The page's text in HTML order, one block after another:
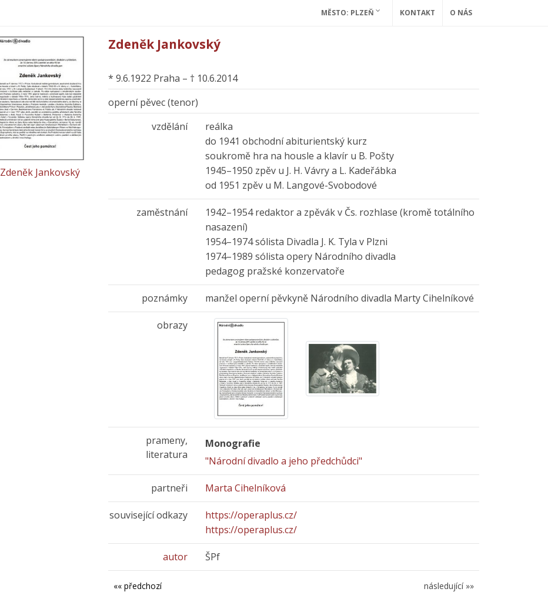
MĚSTO: PLZEŇ KONTAKT O NÁS
Zdeněk Jankovský
Zdeněk Jankovský
* 9.6.1922 Praha – † 10.6.2014
operní pěvec (tenor)
vzdělání
reálka
do 1941 obchodní abiturientský kurz
soukromě hra na housle a klavír u B. Pošty
1945–1950 zpěv u J. H. Vávry a L. Kadeřábka
od 1951 zpěv u M. Langové-Svobodové
zaměstnání
1942–1954 redaktor a zpěvák v Čs. rozhlase (kromě totálního
nasazení)
1954–1974 sólista Divadla J. K. Tyla v Plzni
1974–1989 sólista opery Národního divadla
pedagog pražské konzervatoře
poznámky manžel operní pěvkyně Národního divadla Marty Cihelníkové
obrazy
prameny,
literatura
Monografie
"Národní divadlo a jeho předchůdci"
partneři Marta Cihelníková
související odkazy
https://operaplus.cz/
https://operaplus.cz/
autor ŠPf
následující »»
«« předchozí